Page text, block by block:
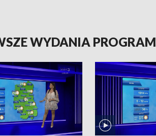
WYDANIA